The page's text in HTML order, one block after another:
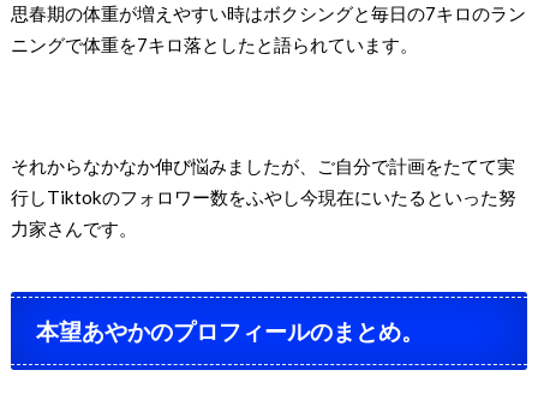
思春期の体重が増えやすい時はボクシングと毎日の7キロのラン
ニングで体重を7キロ落としたと語られています。
それからなかなか伸び悩みましたが、ご自分で計画をたてて実
行しTiktokのフォロワー数をふやし今現在にいたるといった努
力家さんです。
本望あやかのプロフィールのまとめ。